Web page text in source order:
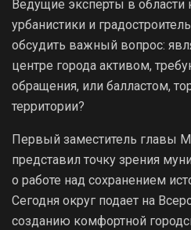
Ведущие эксперты в области
урбанистики и
обсудить важный вопрос:
центре города активом,
обращения, или балластом,
территории?
Первый заместитель главы
представил точку зрения
о работе над сохранением
Сегодня округ подает на
созданию комфортной